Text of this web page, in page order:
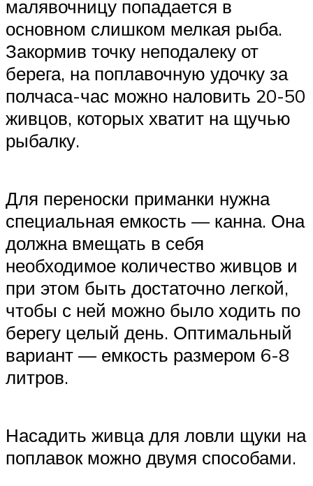
малявочницу попадается в
основном слишком мелкая рыба.
Закормив точку неподалеку от
берега, на поплавочную удочку за
полчаса-час можно наловить 20-50
живцов, которых хватит на щучью
рыбалку.
Для переноски приманки нужна
специальная емкость — канна. Она
должна вмещать в себя
необходимое количество живцов и
при этом быть достаточно легкой,
чтобы с ней можно было ходить по
берегу целый день. Оптимальный
вариант — емкость размером 6-8
литров.
Насадить живца для ловли щуки на
поплавок можно двумя способами.